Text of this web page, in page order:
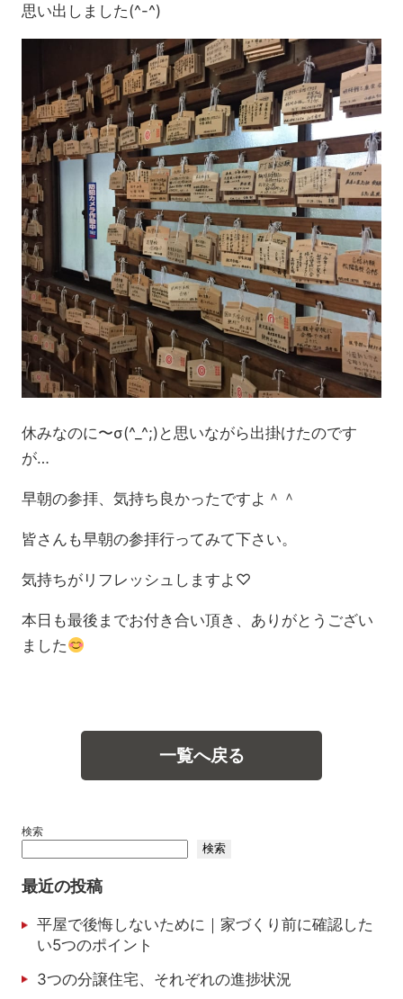
思い出しました(^-^)
休みなのに〜σ(^_^;)と思いながら出掛けたのです
が…
早朝の参拝、気持ち良かったですよ＾＾
皆さんも早朝の参拝行ってみて下さい。
気持ちがリフレッシュしますよ♡
本日も最後までお付き合い頂き、ありがとうござい
ました
一覧へ戻る
検索
検索
最近の投稿
平屋で後悔しないために｜家づくり前に確認した
い5つのポイント
3つの分譲住宅、それぞれの進捗状況